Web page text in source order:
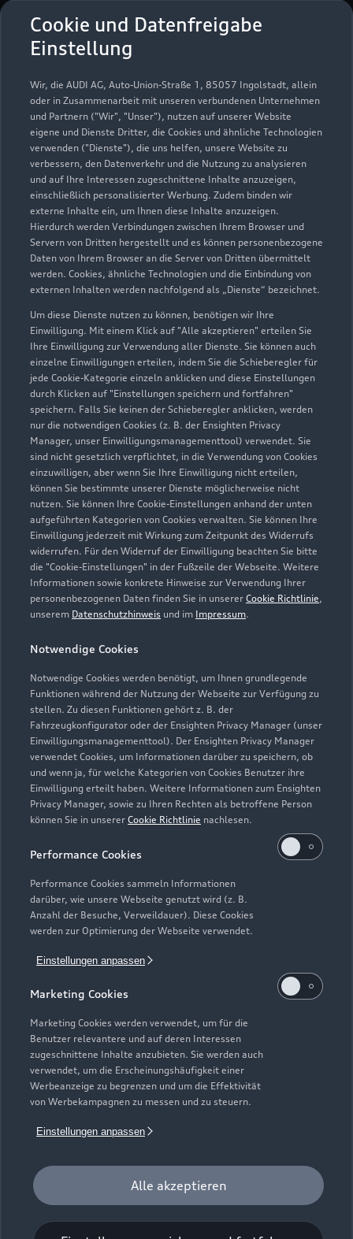
Cookie und Datenfreigabe
Einstellung
Wir, die AUDI AG, Auto-Union-Straße 1, 85057 Ingolstadt, allein
oder in Zusammenarbeit mit unseren verbundenen Unternehmen
und Partnern ("Wir", "Unser"), nutzen auf unserer Website
eigene und Dienste Dritter, die Cookies und ähnliche Technologien
verwenden ("Dienste"), die uns helfen, unsere Website zu
verbessern, den Datenverkehr und die Nutzung zu analysieren
und auf Ihre Interessen zugeschnittene Inhalte anzuzeigen,
einschließlich personalisierter Werbung. Zudem binden wir
externe Inhalte ein, um Ihnen diese Inhalte anzuzeigen.
Hierdurch werden Verbindungen zwischen Ihrem Browser und
Servern von Dritten hergestellt und es können personenbezogene
Daten von Ihrem Browser an die Server von Dritten übermittelt
werden. Cookies, ähnliche Technologien und die Einbindung von
externen Inhalten werden nachfolgend als „Dienste“ bezeichnet.
Um diese Dienste nutzen zu können, benötigen wir Ihre
Einwilligung. Mit einem Klick auf "Alle akzeptieren" erteilen Sie
Ihre Einwilligung zur Verwendung aller Dienste. Sie können auch
einzelne Einwilligungen erteilen, indem Sie die Schieberegler für
jede Cookie-Kategorie einzeln anklicken und diese Einstellungen
durch Klicken auf "Einstellungen speichern und fortfahren"
speichern. Falls Sie keinen der Schieberegler anklicken, werden
nur die notwendigen Cookies (z. B. der Ensighten Privacy
Manager, unser Einwilligungsmanagementtool) verwendet. Sie
sind nicht gesetzlich verpflichtet, in die Verwendung von Cookies
einzuwilligen, aber wenn Sie Ihre Einwilligung nicht erteilen,
können Sie bestimmte unserer Dienste möglicherweise nicht
nutzen. Sie können Ihre Cookie-Einstellungen anhand der unten
aufgeführten Kategorien von Cookies verwalten. Sie können Ihre
Einwilligung jederzeit mit Wirkung zum Zeitpunkt des Widerrufs
widerrufen. Für den Widerruf der Einwilligung beachten Sie bitte
die "Cookie-Einstellungen" in der Fußzeile der Webseite. Weitere
Informationen sowie konkrete Hinweise zur Verwendung Ihrer
personenbezogenen Daten finden Sie in unserer Cookie Richtlinie,
unserem Datenschutzhinweis und im Impressum.
Notwendige Cookies
Notwendige Cookies werden benötigt, um Ihnen grundlegende
Funktionen während der Nutzung der Webseite zur Verfügung zu
stellen. Zu diesen Funktionen gehört z. B. der
Fahrzeugkonfigurator oder der Ensighten Privacy Manager (unser
Einwilligungsmanagementtool). Der Ensighten Privacy Manager
verwendet Cookies, um Informationen darüber zu speichern, ob
und wenn ja, für welche Kategorien von Cookies Benutzer ihre
Einwilligung erteilt haben. Weitere Informationen zum Ensighten
Privacy Manager, sowie zu Ihren Rechten als betroffene Person
können Sie in unserer Cookie Richtlinie nachlesen.
Performance Cookies
Performance Cookies sammeln Informationen
darüber, wie unsere Webseite genutzt wird (z. B.
Anzahl der Besuche, Verweildauer). Diese Cookies
werden zur Optimierung der Webseite verwendet.
Einstellungen anpassen
Marketing Cookies
Marketing Cookies werden verwendet, um für die
Benutzer relevantere und auf deren Interessen
zugeschnittene Inhalte anzubieten. Sie werden auch
verwendet, um die Erscheinungshäufigkeit einer
Werbeanzeige zu begrenzen und um die Effektivität
von Werbekampagnen zu messen und zu steuern.
Einstellungen anpassen
Alle akzeptieren
Autohaus Erdle e.K.
Servicepartner e-tron
Peter-Sengl-Straße 26
86447 Aindling
08237 96030
info@autohaus-erdle.de
Kontaktdaten herunterladen
Öffnungszeiten
Verkauf
Geöffnet bis18:00
Service
Geöffnet bis18:00
Zur Reparatur